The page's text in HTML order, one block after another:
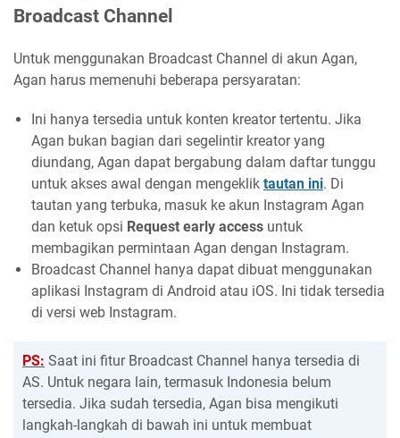
Broadcast Channel
Untuk menggunakan Broadcast Channel di akun Agan,
Agan harus memenuhi beberapa persyaratan:
Ini hanya tersedia untuk konten kreator tertentu. Jika
Agan bukan bagian dari segelintir kreator yang
diundang, Agan dapat bergabung dalam daftar tunggu
untuk akses awal dengan mengeklik tautan ini. Di
tautan yang terbuka, masuk ke akun Instagram Agan
dan ketuk opsi Request early access untuk
membagikan permintaan Agan dengan Instagram.
Broadcast Channel hanya dapat dibuat menggunakan
aplikasi Instagram di Android atau iOS. Ini tidak tersedia
di versi web Instagram.
PS: Saat ini fitur Broadcast Channel hanya tersedia di
AS. Untuk negara lain, termasuk Indonesia belum
tersedia. Jika sudah tersedia, Agan bisa mengikuti
langkah-langkah di bawah ini untuk membuat